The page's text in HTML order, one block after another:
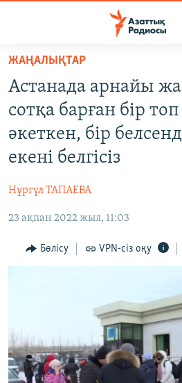
Skip
main
content
to
main
Skip
to
ҚАҢТАР ОҚИҒАСЫ
ӘЛЕУМЕТ
ӘЛЕМ
АРНАЙЫ ЖОБАЛАР
ЖАҢАЛЫҚТАР
Астанада арнайы
сотқа барған бір
әкеткен, бір
екені белгісіз
Нұргүл ТАПАЕВА
23 ақпан 2022 жыл, 11:03
Бөлісу VPN-сіз оқу